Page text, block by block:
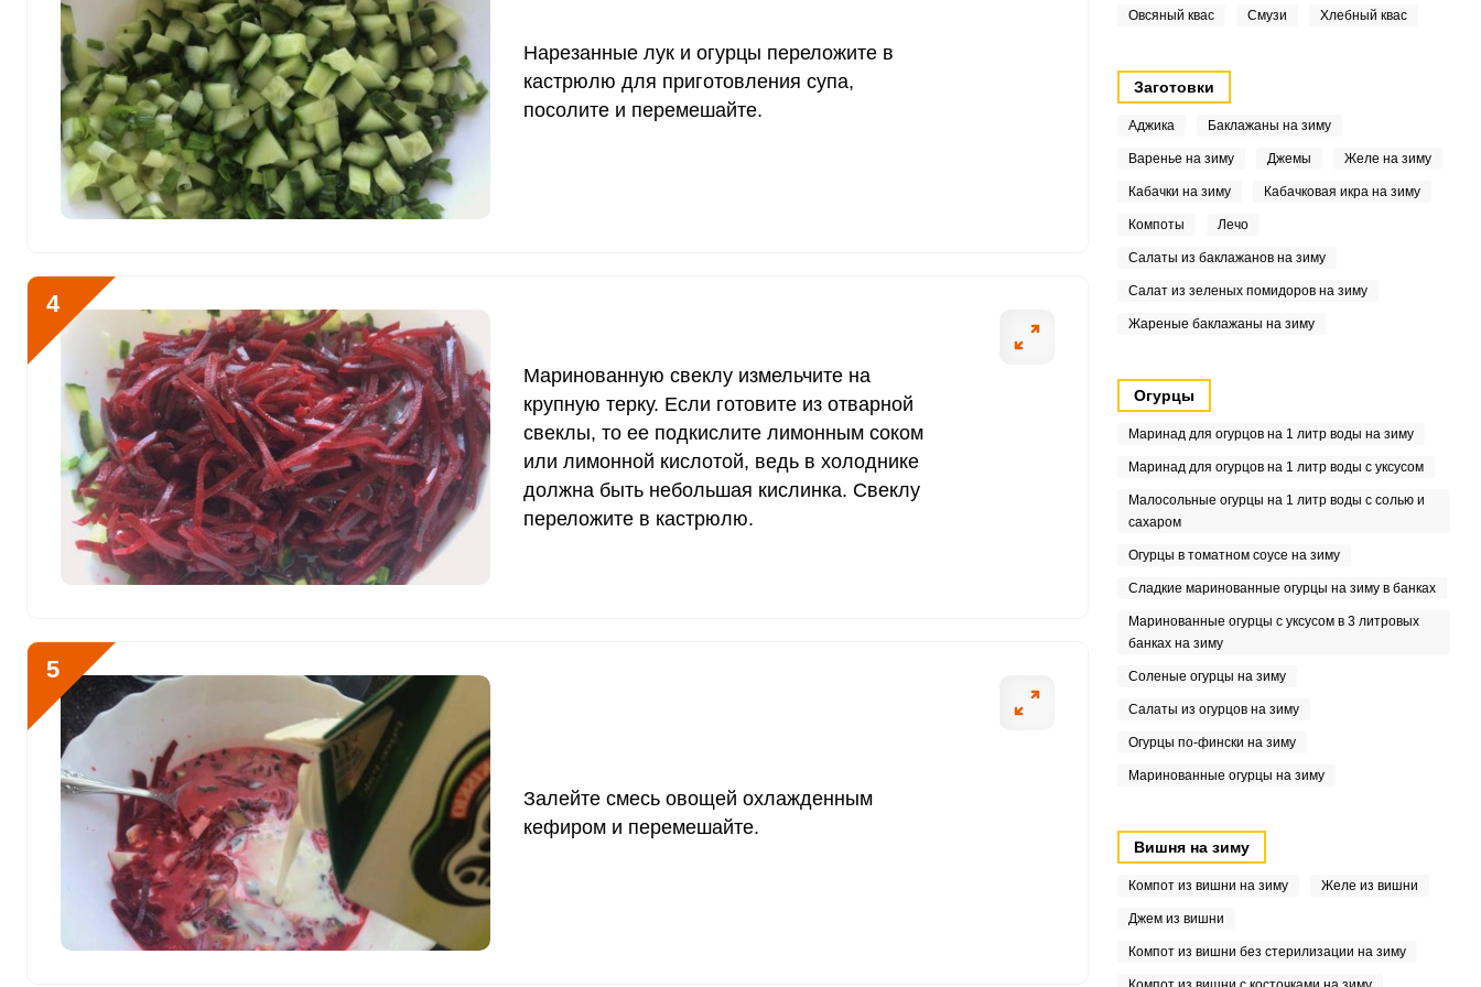
Йод 175.7 мкг
Кобальт 44.8 мкг 10 мкг 20.4
Литий 1.3 мкг 70 мкг
Марганец 4 мкг
Медь 1352 мкг
Рубидий
Селен 78.2 мкг
Фтор 463 мкг 4000 мкг
Хром 146.2 мкг 50 мкг 13.3
Цинк 9.3 мг 12 мг 3.5
Бор 1390.4 мкг
Ванадий 338 мкг
Нарезанные лук и огурцы переложите в
кастрюлю для приготовления супа,
посолите и перемешайте.
4
Маринованную свеклу измельчите на
крупную терку. Если готовите из отварной
свеклы, то ее подкислите лимонным соком
или лимонной кислотой, ведь в холоднике
должна быть небольшая кислинка. Свеклу
переложите в кастрюлю.
5
Залейте смесь овощей охлажденным
кефиром и перемешайте.
Овсяный квас Смузи Хлебный квас
Заготовки
Аджика Баклажаны на зиму
Варенье на зиму Джемы Желе на зиму
Кабачки на зиму Кабачковая икра на зиму
Компоты Лечо
Салаты из баклажанов на зиму
Салат из зеленых помидоров на зиму
Жареные баклажаны на зиму
Огурцы
Маринад для огурцов на 1 литр воды на зиму
Маринад для огурцов на 1 литр воды с уксусом
Малосольные огурцы на 1 литр воды с солью и
сахаром
Огурцы в томатном соусе на зиму
Сладкие маринованные огурцы на зиму в банках
Маринованные огурцы с уксусом в 3 литровых
банках на зиму
Соленые огурцы на зиму
Салаты из огурцов на зиму
Огурцы по-фински на зиму
Маринованные огурцы на зиму
Вишня на зиму
Компот из вишни на зиму Желе из вишни
Джем из вишни
Компот из вишни без стерилизации на зиму